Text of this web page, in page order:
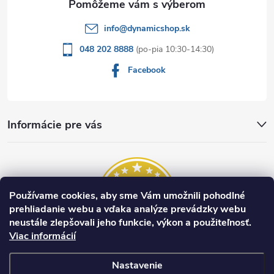
Používame cookies, aby sme Vám umožnili pohodlné
prehliadanie webu a vďaka analýze prevádzky webu
neustále zlepšovali jeho funkcie, výkon a použiteľnosť.
Viac informácií
Nastavenie
Informácie pre vás
info@dynamicshop.sk
048 202 8888
Facebook